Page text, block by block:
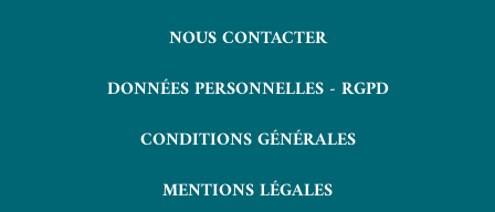
NOUS CONTACTER
DONNÉES PERSONNELLES - RGPD
CONDITIONS GÉNÉRALES
MENTIONS LÉGALES